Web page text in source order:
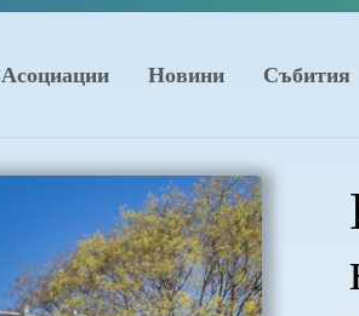
Асоциации Новини Събития